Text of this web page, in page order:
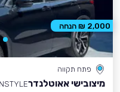
פתח תקווה
מיצובישי אאוטלנדר
2,000 ₪ הנחה